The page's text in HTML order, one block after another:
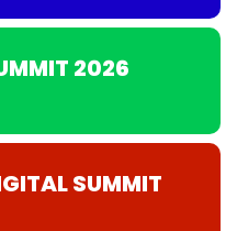
2026
SUMMIT